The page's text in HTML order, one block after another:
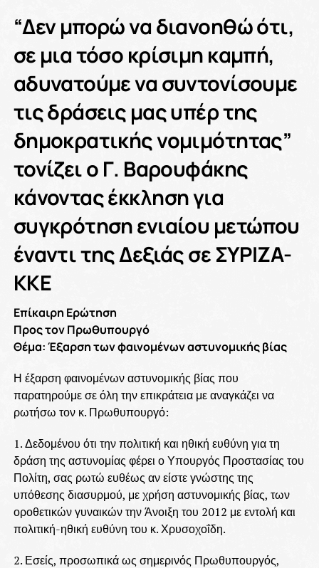
“Δεν μπορώ να διανοηθώ ότι,
σε μια τόσο κρίσιμη καμπή,
αδυνατούμε να συντονίσουμε
τις δράσεις μας υπέρ της
δημοκρατικής νομιμότητας”
τονίζει ο Γ. Βαρουφάκης
κάνοντας έκκληση για
συγκρότηση ενιαίου μετώπου
έναντι της Δεξιάς σε ΣΥΡΙΖΑ-
ΚΚΕ
Επίκαιρη Ερώτηση
Προς τον Πρωθυπουργό
Θέμα: Έξαρση των φαινομένων αστυνομικής βίας
Η έξαρση φαινομένων αστυνομικής βίας που
παρατηρούμε σε όλη την επικράτεια με αναγκάζει να
ρωτήσω τον κ. Πρωθυπουργό:
1. Δεδομένου ότι την πολιτική και ηθική ευθύνη για τη
δράση της αστυνομίας φέρει ο Υπουργός Προστασίας του
Πολίτη, σας ρωτώ ευθέως αν είστε γνώστης της
υπόθεσης διασυρμού, με χρήση αστυνομικής βίας, των
οροθετικών γυναικών την Άνοιξη του 2012 με εντολή και
πολιτική-ηθική ευθύνη του κ. Χρυσοχοΐδη.
2. Εσείς, προσωπικά ως σημερινός Πρωθυπουργός,